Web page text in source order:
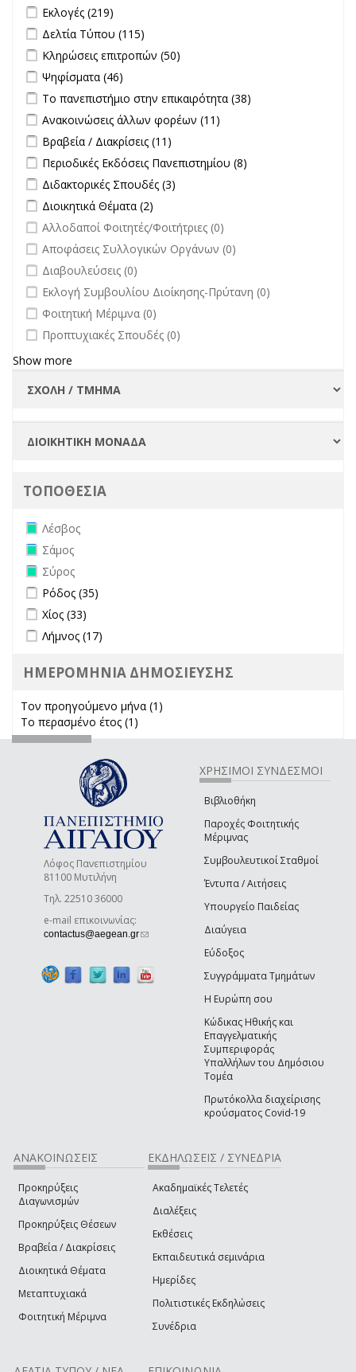
Apply Εκλογές filter
Εκλογές (219)
Apply Δελτία Τύπου filter
Δελτία Τύπου (115)
Apply Κληρώσεις επιτροπών filter
Κληρώσεις επιτροπών (50)
Apply Ψηφίσματα filter
Ψηφίσματα (46)
Apply Το πανεπιστήμιο στην επικαιρότητα filter
Το πανεπιστήμιο στην επικαιρότητα (38)
Apply Ανακοινώσεις άλλων φορέων filter
Ανακοινώσεις άλλων φορέων (11)
Apply Βραβεία / Διακρίσεις filter
Βραβεία / Διακρίσεις (11)
Apply Περιοδικές Εκδόσεις Πανεπιστημίου filter
Περιοδικές Εκδόσεις Πανεπιστημίου (8)
Apply Διδακτορικές Σπουδές filter
Διδακτορικές Σπουδές (3)
Apply Διοικητικά Θέματα filter
Διοικητικά Θέματα (2)
undefined
Αλλοδαποί Φοιτητές/Φοιτήτριες (0)
undefined
Αποφάσεις Συλλογικών Οργάνων (0)
undefined
Διαβουλεύσεις (0)
undefined
Εκλογή Συμβουλίου Διοίκησης-Πρύτανη (0)
undefined
Φοιτητική Μέριμνα (0)
undefined
Προπτυχιακές Σπουδές (0)
Show more
ΤΟΠΟΘΕΣΙΑ
Remove Λέσβος filter
Λέσβος
Remove Σάμος filter
Σάμος
Remove Σύρος filter
Σύρος
Apply Ρόδος filter
Ρόδος (35)
Apply Χίος filter
Χίος (33)
Apply Λήμνος filter
Λήμνος (17)
ΗΜΕΡΟΜΗΝΙΑ ΔΗΜΟΣΙΕΥΣΗΣ
Τον προηγούμενο μήνα (1)
Το περασμένο έτος (1)
Λόφος Πανεπιστημίου
81100 Μυτιλήνη
Τηλ. 22510 36000
e-mail επικοινωνίας:
contactus@aegean.gr(link sends e-mail)
ΧΡΗΣΙΜΟΙ ΣΥΝΔΕΣΜΟΙ
Βιβλιοθήκη
Παροχές Φοιτητικής
Μέριμνας
Συμβουλευτικοί Σταθμοί
Έντυπα / Αιτήσεις
Υπουργείο Παιδείας
Διαύγεια
Εύδοξος
Συγγράμματα Τμημάτων
Η Ευρώπη σου
Κώδικας Ηθικής και
Επαγγελματικής
Συμπεριφοράς
Υπαλλήλων του Δημόσιου
Τομέα
Πρωτόκολλα διαχείρισης
κρούσματος Covid-19
ΑΝΑΚΟΙΝΩΣΕΙΣ
Προκηρύξεις
Διαγωνισμών
Προκηρύξεις Θέσεων
Βραβεία / Διακρίσεις
Διοικητικά Θέματα
Μεταπτυχιακά
Φοιτητική Μέριμνα
ΕΚΔΗΛΩΣΕΙΣ / ΣΥΝΕΔΡΙΑ
Ακαδημαϊκές Τελετές
Διαλέξεις
Εκθέσεις
Εκπαιδευτικά σεμινάρια
Ημερίδες
Πολιτιστικές Εκδηλώσεις
Συνέδρια